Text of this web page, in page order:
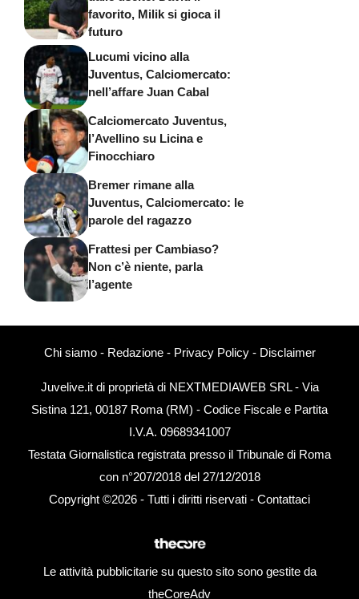
favorito, Milik si gioca il
futuro
Lucumi vicino alla
Juventus, Calciomercato:
nell’affare Juan Cabal
Calciomercato Juventus,
l’Avellino su Licina e
Finocchiaro
Bremer rimane alla
Juventus, Calciomercato: le
parole del ragazzo
Frattesi per Cambiaso?
Non c’è niente, parla
l’agente
Chi siamo- Redazione- Privacy Policy- Disclaimer
Juvelive.it di proprietà di NEXTMEDIAWEB SRL - Via
Sistina 121, 00187 Roma (RM) - Codice Fiscale e Partita
I.V.A. 09689341007
Testata Giornalistica registrata presso il Tribunale di Roma
con n°207/2018 del 27/12/2018
Copyright ©2026 - Tutti i diritti riservati - Contattaci
Le attività pubblicitarie su questo sito sono gestite da
theCoreAdv